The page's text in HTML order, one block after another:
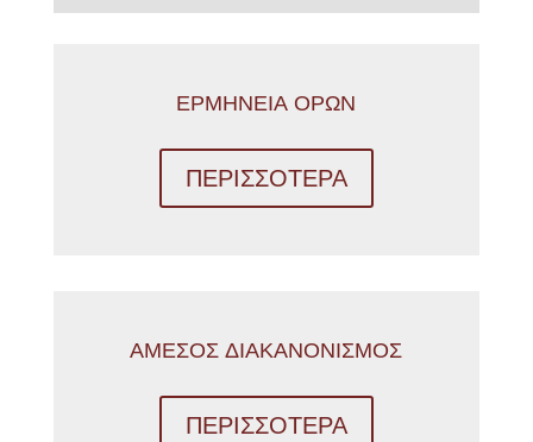
ΕΡΜΗΝΕΙΑ ΟΡΩΝ
ΠΕΡΙΣΣΟΤΕΡΑ
ΑΜΕΣΟΣ ΔΙΑΚΑΝΟΝΙΣΜΟΣ
ΠΕΡΙΣΣΟΤΕΡΑ